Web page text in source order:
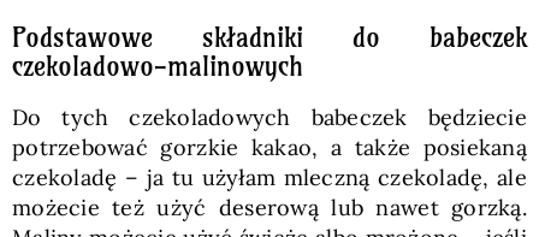
Podstawowe składniki do babeczek
czekoladowo-malinowych
Do tych czekoladowych babeczek będziecie
potrzebować gorzkie kakao, a także posiekaną
czekoladę – ja tu użyłam mleczną czekoladę, ale
możecie też użyć deserową lub nawet gorzką.